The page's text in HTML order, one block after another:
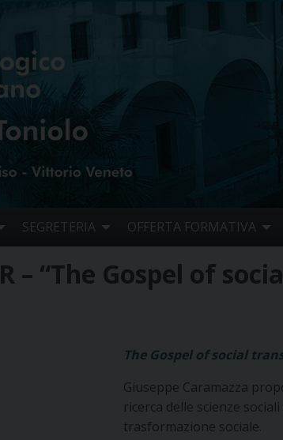
SEGRETERIA OFFERTA FORMATIVA
– “The Gospel of
The Gospel of social
Giuseppe Caramazza
ricerca delle scienze
trasformazione sociale.